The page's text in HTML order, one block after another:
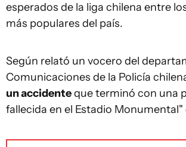
esperados de la liga chilena entre
más populares del país.
Según relató un vocero del
Comunicaciones de la Policía
un accidenteque terminó con una
fallecida en el Estadio Monumental"